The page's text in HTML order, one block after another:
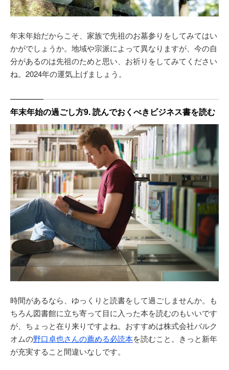
年末年始だからこそ、家族で先祖のお墓参りをしてみてはい
かがでしょうか。地域や宗派によって異なりますが、今の自
分があるのは先祖のためと思い、お祈りをしてみてください
ね。2024年の運気上げましょう。
年末年始の過ごし方9. 読んでおくべきビジネス書を読む
時間があるなら、ゆっくりと読書をして過ごしませんか。も
ちろん図書館に立ち寄って目に入った本を読むのもいいです
が、ちょっと在り来りですよね。おすすめは株式会社バルク
オムの野口卓也さんの薦める必読本を読むこと。きっと新年
が充実すること間違いなしです。